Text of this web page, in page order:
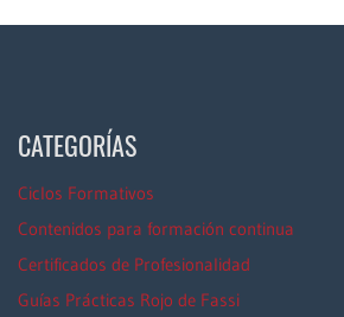
CATEGORÍAS
Ciclos Formativos
Contenidos para formación continua
Certificados de Profesionalidad
Guías Prácticas Rojo de Fassi